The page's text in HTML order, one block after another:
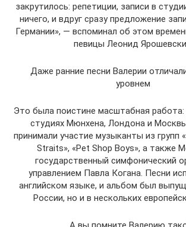
закрутилось: репетиции, записи в
ничего, и вдруг сразу предложение
Германии», — вспоминал об этом
певицы Леонид
Даже ранние песни Валерии
уровнем
Это была поистине масштабная работа:
студиях Мюнхена, Лондона и
принимали участие музыканты из групп
Straits», «Pet Shop Boys», а также
государственный симфонический
управлением Павла Когана. Песни
английском языке, и альбом был
России, но и в нескольких